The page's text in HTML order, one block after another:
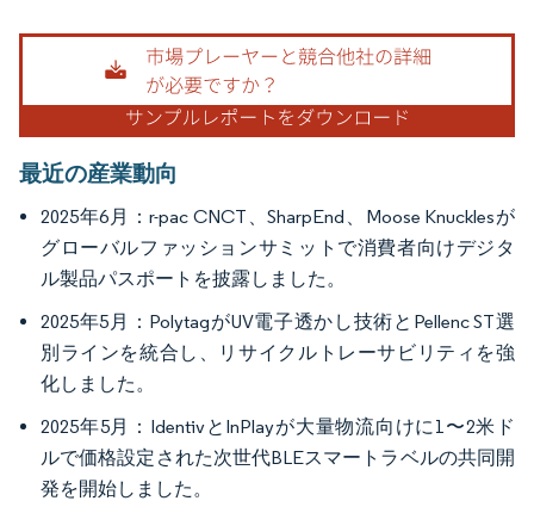
画像 © Mordor Intelligence。再利用にはCC BY 4.0の表示が必要です。
最近の産業動向
2025年6月：r-pac CNCT、SharpEnd、Moose Knucklesが
グローバルファッションサミットで消費者向けデジタ
ル製品パスポートを披露しました。
2025年5月：PolytagがUV電子透かし技術とPellenc ST選
別ラインを統合し、リサイクルトレーサビリティを強
化しました。
2025年5月：IdentivとInPlayが大量物流向けに1〜2米ド
ルで価格設定された次世代BLEスマートラベルの共同開
発を開始しました。